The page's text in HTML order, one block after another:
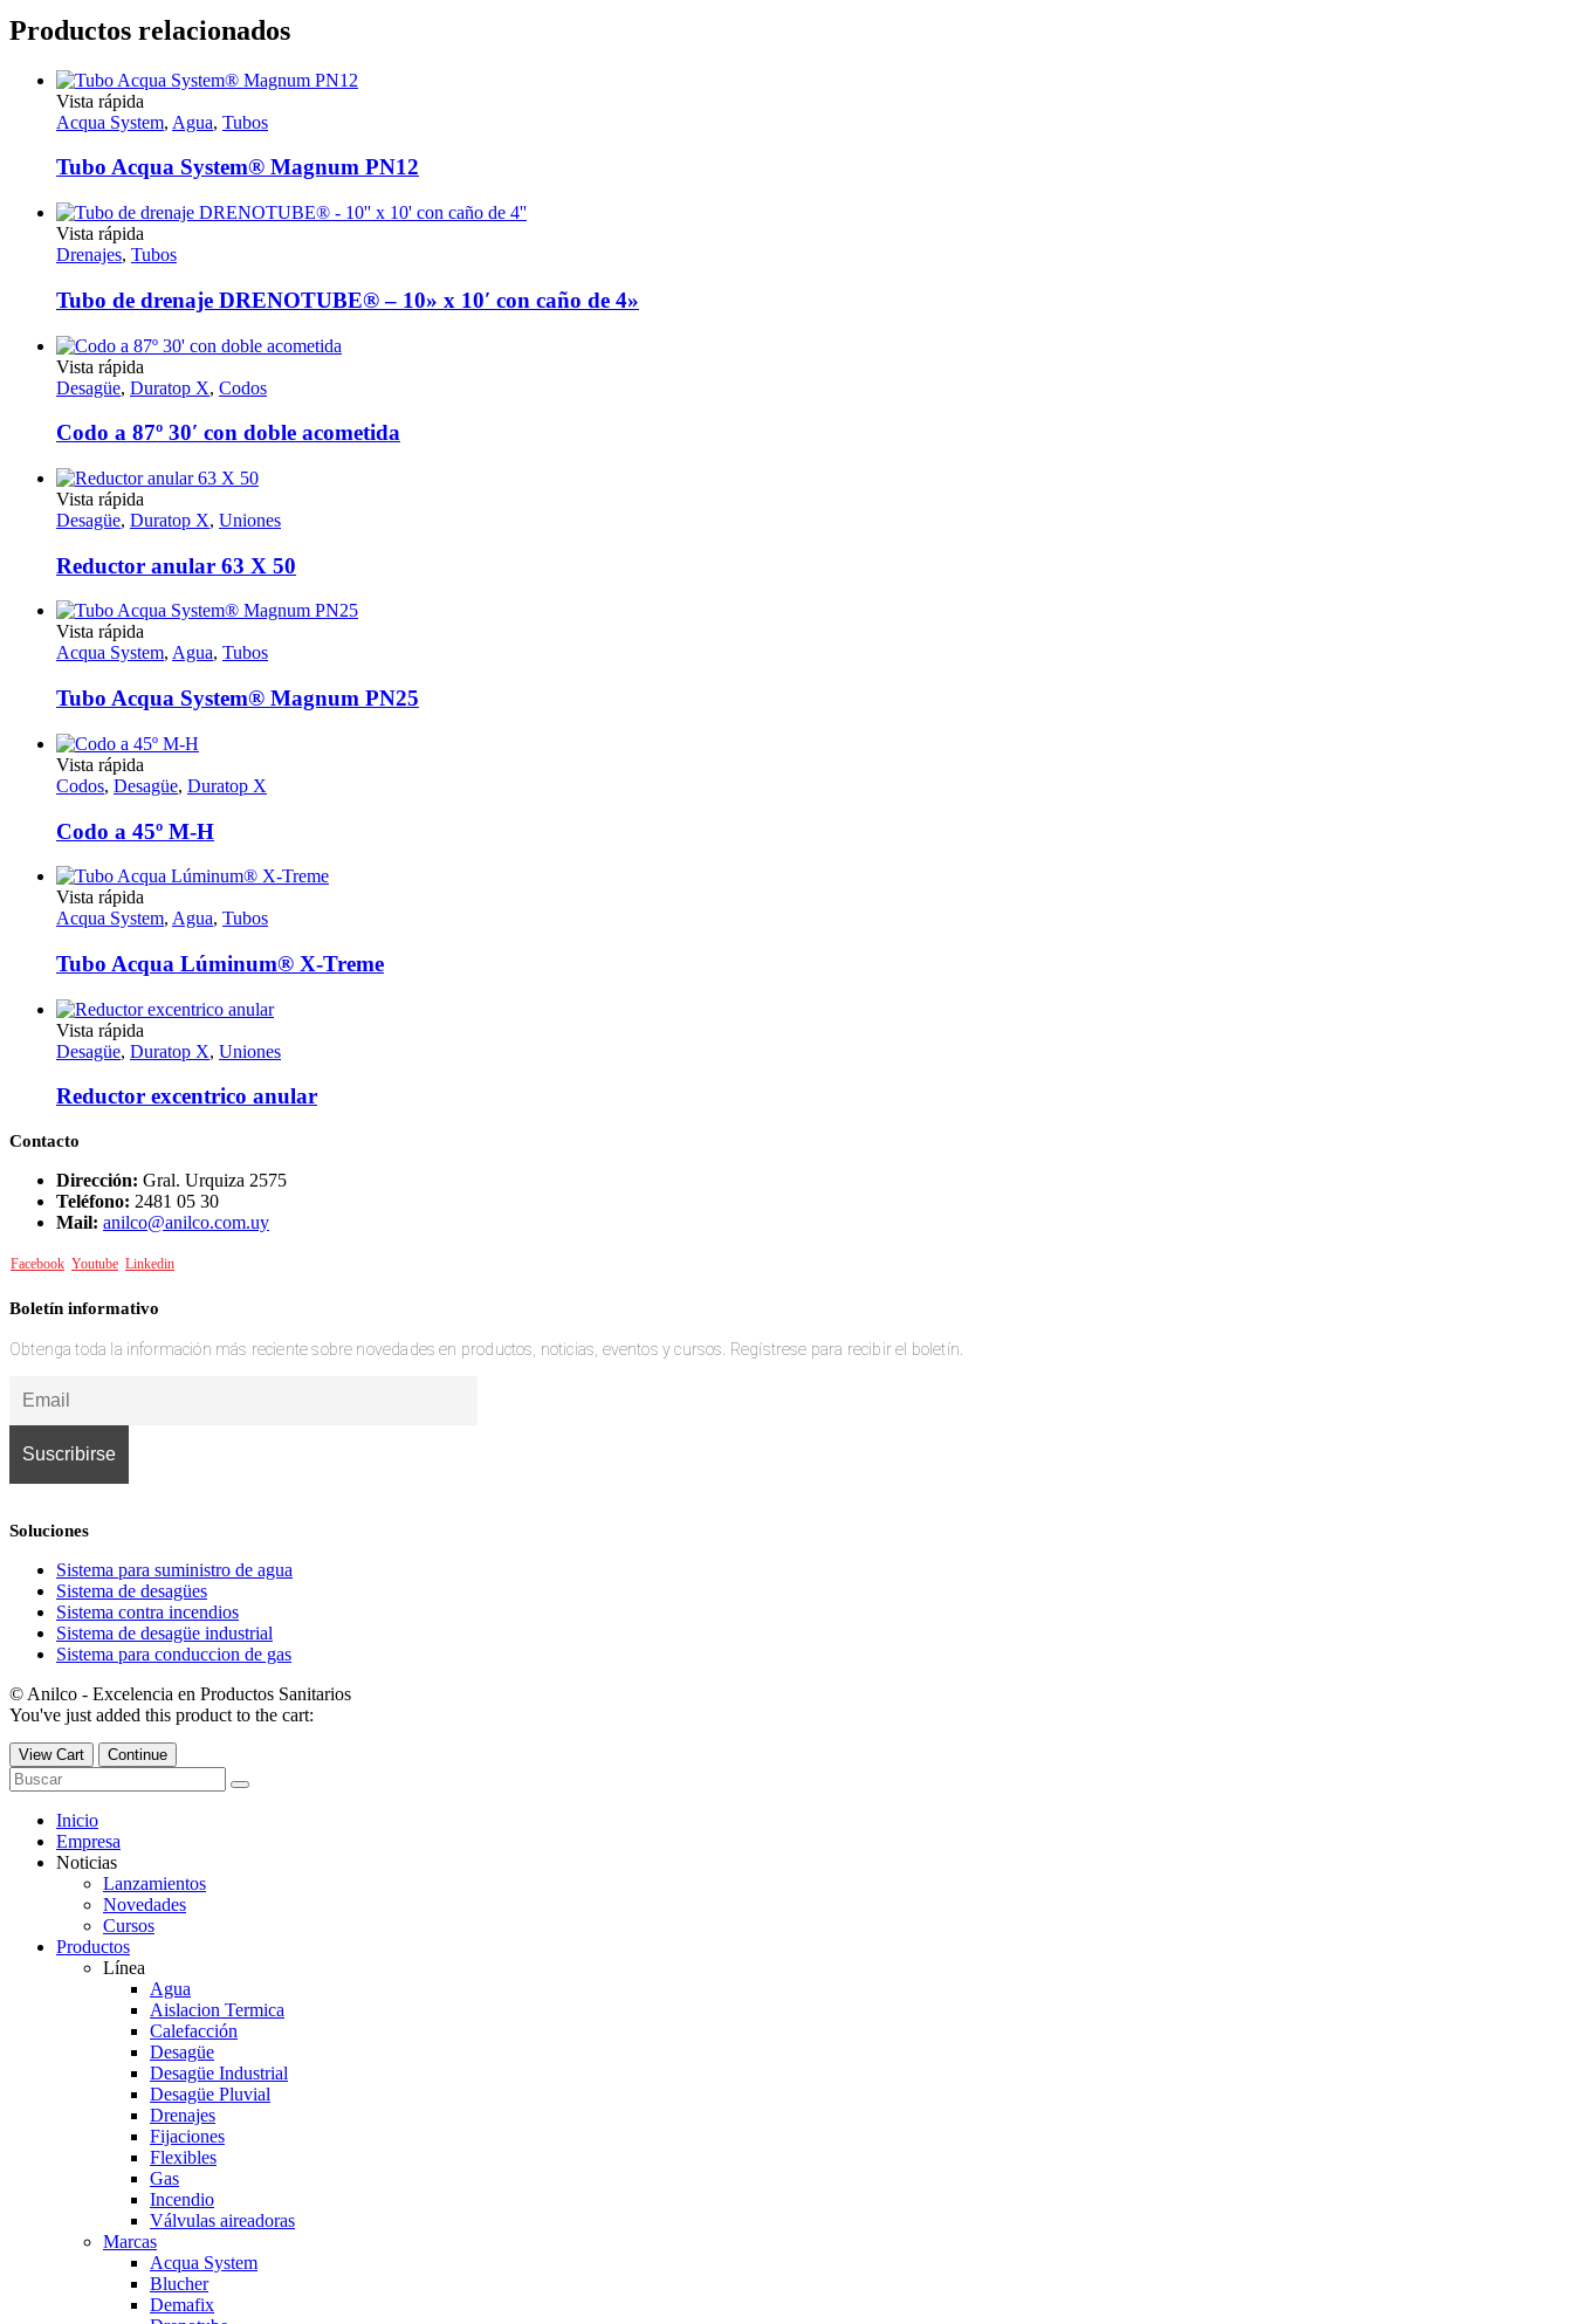
Productos relacionados
Este
producto
múltiples
Las
opciones
se
pueden
elegir
en
la
página
de
producto
Vista rápida
Acqua System, Agua, Tubos
Tubo Acqua System® Magnum PN12
Este
producto
múltiples
variantes.
Las
opciones
se
pueden
elegir
en
la
página
de
producto
Vista rápida
Drenajes, Tubos
Tubo de drenaje DRENOTUBE® – 10» x 10′ con caño de 4»
Este
producto
múltiples
Las
opciones
se
pueden
elegir
en
la
página
de
producto
Vista rápida
Desagüe, Duratop X, Codos
Codo a 87º 30′ con doble acometida
Este
producto
múltiples
variantes.
Las
opciones
se
pueden
elegir
en
la
página
de
producto
Vista rápida
Desagüe, Duratop X, Uniones
Reductor anular 63 X 50
Este
producto
múltiples
variantes.
Las
opciones
se
pueden
elegir
en
la
página
de
producto
Vista rápida
Acqua System, Agua, Tubos
Tubo Acqua System® Magnum PN25
Este
producto
múltiples
variantes.
Las
opciones
se
pueden
elegir
en
la
página
de
producto
Vista rápida
Codos, Desagüe, Duratop X
Codo a 45º M-H
Este
producto
múltiples
variantes.
Las
opciones
se
pueden
elegir
en
página
de
producto
Vista rápida
Acqua System, Agua, Tubos
Tubo Acqua Lúminum® X-Treme
Este
producto
múltiples
Las
se
pueden
elegir
la
de
Vista rápida
Desagüe, Duratop X, Uniones
Reductor excentrico anular
Contacto
Dirección: Gral. Urquiza 2575
Teléfono: 2481 05 30
Mail: anilco@anilco.com.uy
Facebook Youtube Linkedin
Boletín informativo
Obtenga toda la información más reciente sobre novedades en productos, noticias, eventos y cursos. Regístrese para recibir el boletín.
Soluciones
Sistema para suministro de agua
Sistema de desagües
Sistema contra incendios
Sistema de desagüe industrial
Sistema para conduccion de gas
© Anilco - Excelencia en Productos Sanitarios
You've just added this product to the cart:
View Cart Continue
Inicio
Empresa
Noticias
Lanzamientos
Novedades
Cursos
Productos
Línea
Agua
Aislacion Termica
Calefacción
Desagüe
Desagüe Industrial
Desagüe Pluvial
Drenajes
Fijaciones
Flexibles
Gas
Incendio
Válvulas aireadoras
Marcas
Acqua System
Blucher
Demafix